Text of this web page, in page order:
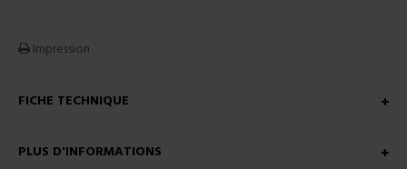
Impression
FICHE TECHNIQUE
PLUS D'INFORMATIONS